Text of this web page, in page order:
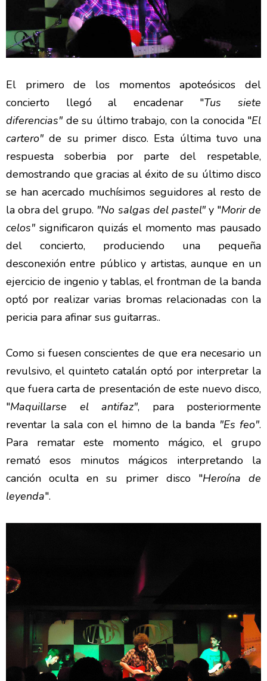
El primero de los momentos apoteósicos del
concierto llegó al encadenar "Tus siete
diferencias" de su último trabajo, con la conocida "El
cartero" de su primer disco. Esta última tuvo una
respuesta soberbia por parte del respetable,
demostrando que gracias al éxito de su último disco
se han acercado muchísimos seguidores al resto de
la obra del grupo. "No salgas del pastel"y "Morir de
celos" significaron quizás el momento mas pausado
del concierto, produciendo una pequeña
desconexión entre público y artistas, aunque en un
ejercicio de ingenio y tablas, el frontman de la banda
optó por realizar varias bromas relacionadas con la
pericia para afinar sus guitarras..
Como si fuesen conscientes de que era necesario un
revulsivo, el quinteto catalán optó por interpretar la
que fuera carta de presentación de este nuevo disco,
"Maquillarse el antifaz", para posteriormente
reventar la sala con el himno de la banda "Es feo".
Para rematar este momento mágico, el grupo
remató esos minutos mágicos interpretando la
canción oculta en su primer disco "Heroína de
leyenda".